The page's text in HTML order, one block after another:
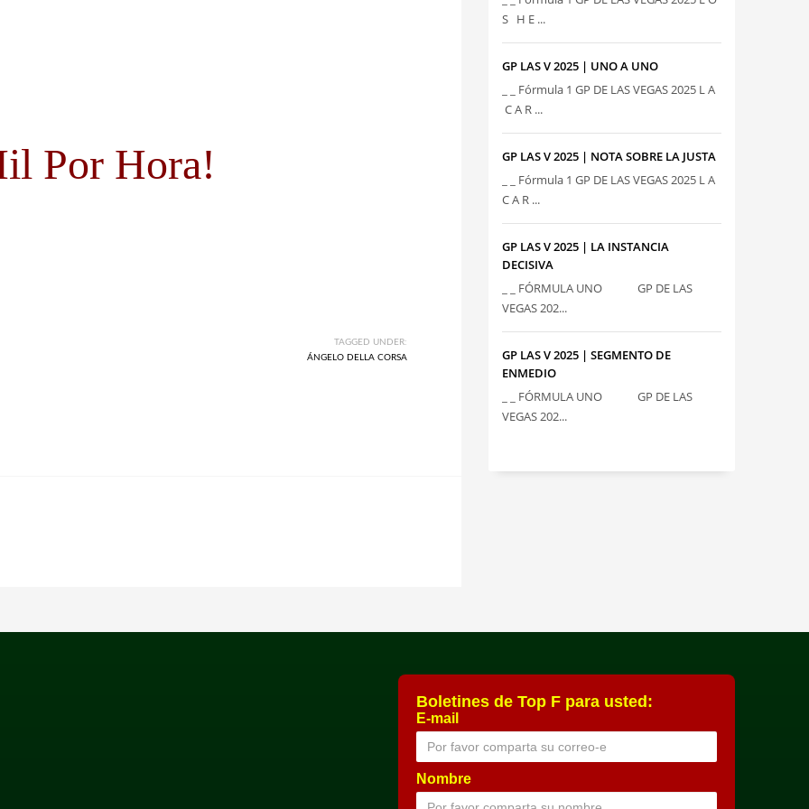
Por Hora!
TAGGED UNDER:
ÁNGELO DELLA CORSA
S H E ...
GP LAS V 2025 | UNO A UNO
_ _ Fórmula 1 GP DE LAS VEGAS 2025 L A
C A R ...
GP LAS V 2025 | NOTA SOBRE LA JUSTA
_ _ Fórmula 1 GP DE LAS VEGAS 2025 L A
C A R ...
GP LAS V 2025 | LA INSTANCIA
DECISIVA
_ _ FÓRMULA UNO GP DE LAS
VEGAS 202...
GP LAS V 2025 | SEGMENTO DE
ENMEDIO
_ _ FÓRMULA UNO GP DE LAS
VEGAS 202...
Boletines de Top F para usted:
E-mail
Nombre